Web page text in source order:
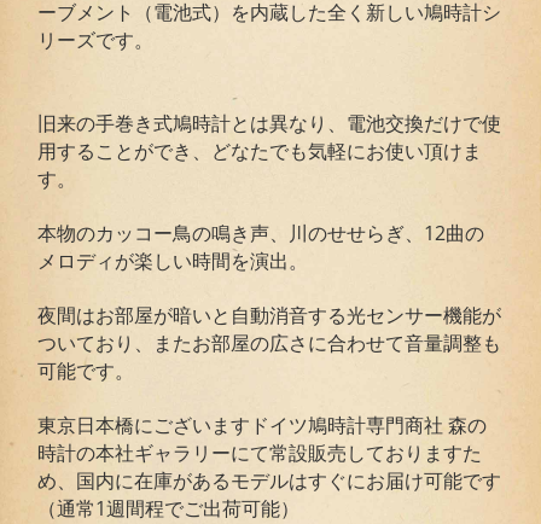
ーブメント（電池式）を内蔵した全く新しい鳩時計シ
リーズです。
旧来の手巻き式鳩時計とは異なり、電池交換だけで使
用することができ、どなたでも気軽にお使い頂けま
す。
本物のカッコー鳥の鳴き声、川のせせらぎ、12曲の
メロディが楽しい時間を演出。
夜間はお部屋が暗いと自動消音する光センサー機能が
ついており、またお部屋の広さに合わせて音量調整も
可能です。
東京日本橋にございますドイツ鳩時計専門商社 森の
時計の本社ギャラリーにて常設販売しておりますた
め、国内に在庫があるモデルはすぐにお届け可能です
（通常1週間程でご出荷可能）